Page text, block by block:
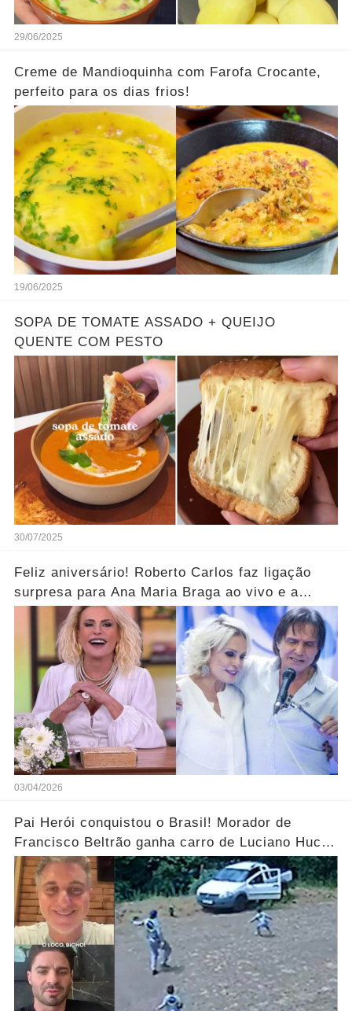
29/06/2025
Creme de Mandioquinha com Farofa Crocante,
perfeito para os dias frios!
19/06/2025
SOPA DE TOMATE ASSADO + QUEIJO
QUENTE COM PESTO
30/07/2025
Feliz aniversário! Roberto Carlos faz ligação
surpresa para Ana Maria Braga ao vivo e a
parabeniza pelo aniversário..... Ver mais
03/04/2026
Pai Herói conquistou o Brasil! Morador de
Francisco Beltrão ganha carro de Luciano Huck
após vídeo dos filhos viralizar.... Ver mais